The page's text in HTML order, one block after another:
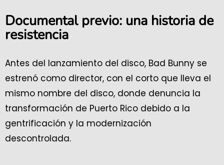
Documental previo: una historia de
resistencia
Antes del lanzamiento del disco, Bad Bunny se
estrenó como director, con el corto que lleva el
mismo nombre del disco, donde denuncia la
transformación de Puerto Rico debido a la
gentrificación y la modernización
descontrolada.